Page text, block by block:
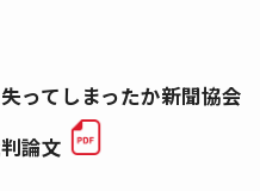
ってしまったか新聞協会
論文